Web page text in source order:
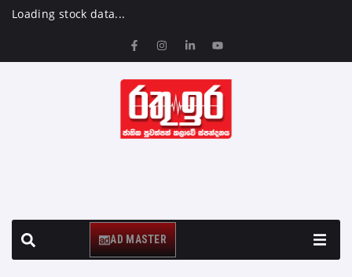
Loading stock data...
AD MASTER